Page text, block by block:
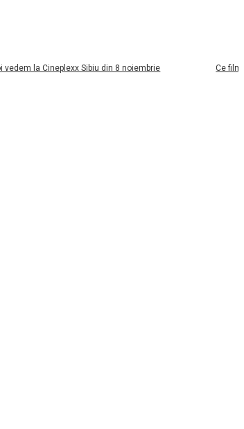
Cineplexx Sibiu din 8 noiembrie Ce filme noi